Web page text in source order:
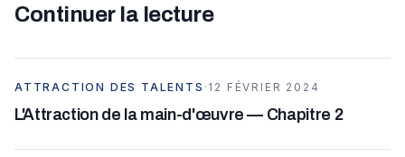
Continuer la lecture
ATTRACTION DES TALENTS · 12 FÉVRIER 2024
L'Attraction de la main-d'œuvre — Chapitre 2